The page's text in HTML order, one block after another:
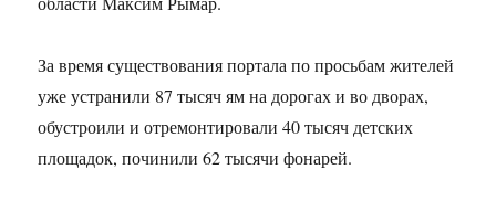
За время существования портала по просьбам жителей
уже устранили 87 тысяч ям на дорогах и во дворах,
обустроили и отремонтировали 40 тысяч детских
площадок, починили 62 тысячи фонарей.